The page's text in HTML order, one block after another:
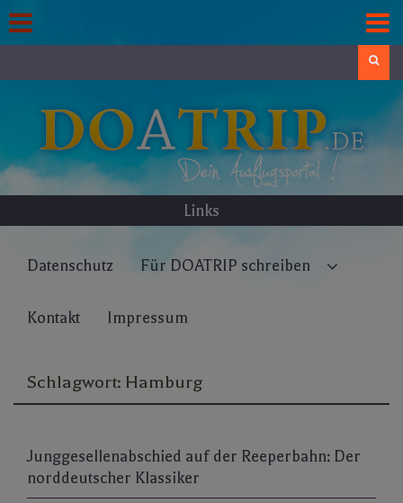
to
content
Links
Datenschutz Für DOATRIP schreiben
Kontakt Impressum
Schlagwort: Hamburg
Junggesellenabschied auf der Reeperbahn: Der
norddeutscher Klassiker